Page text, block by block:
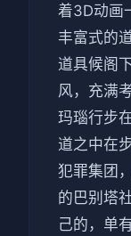
着3D动画
丰富式的
道具候阁
风，充满
玛瑙行步
道之中在
犯罪集团
的巴别塔
己的，单